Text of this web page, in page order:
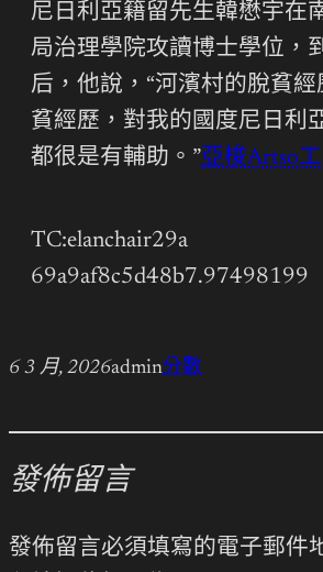
尼日利亞籍留先生韓懋宇在
局治理學院攻讀博士學位，
后，他說，“河濱村的脫貧
貧經歷，對我的國度尼日利
都很是有輔助。”亞梭Artso
TC:elanchair29a
69a9af8c5d48b7.97498199
6 3 月, 2026admin分數
發佈留言
發佈留言必須填寫的電子郵件